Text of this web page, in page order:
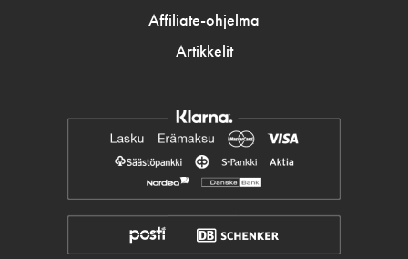
Affiliate-ohjelma
Artikkelit